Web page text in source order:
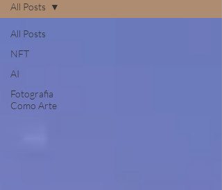
All Posts
NFT
AI
Fotografia
Como Arte
All Posts